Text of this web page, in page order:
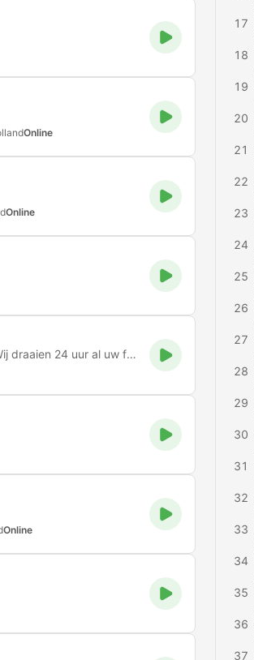
Online
Online
Radio Benelux hilversum is een internetradio. Wij draaien 24 uur al uw favoriete muziek.
Online
17
18
19
20
21
22
23
24
25
26
27
28
29
30
31
32
33
34
35
36
37